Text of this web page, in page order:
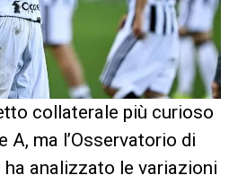
collaterale più curioso
A, ma l’Osservatorio di
ha analizzato le variazioni